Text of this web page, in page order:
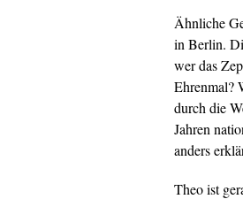
Ähnliche
in Berlin.
wer das
Ehrenmal?
durch die
Jahren
anders
Theo ist